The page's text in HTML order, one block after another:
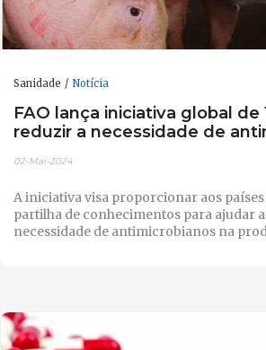
Sanidade Notícia
FAO lança iniciativa global de
reduzir a necessidade de
02-Mai-2024
A iniciativa visa proporcionar aos
partilha de conhecimentos para ajudar
necessidade de antimicrobianos na